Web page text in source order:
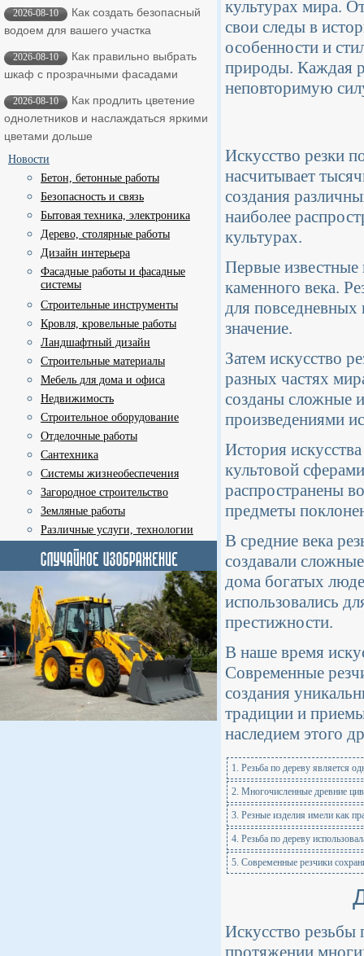
2026-08-10
Как создать безопасный
водоем для вашего участка
2026-08-10
Как правильно выбрать
шкаф с прозрачными фасадами
2026-08-10
Как продлить цветение
однолетников и наслаждаться яркими
цветами дольше
Новости
Бетон, бетонные работы
Безопасность и связь
Бытовая техника, электроника
Дерево, столярные работы
Дизайн интерьера
Фасадные работы и фасадные
системы
Строительные инструменты
Кровля, кровельные работы
Ландшафтный дизайн
Строительные материалы
Мебель для дома и офиса
Недвижимость
Строительное оборудование
Отделочные работы
Сантехника
Системы жизнеобеспечения
Загородное строительство
Земляные работы
Различные услуги, технологии
культурах мира.
свои следы в
особенности и
природы. Каждая
неповторимую
Искусство резки
насчитывает
создания
наиболее
культурах.
Первые известные
каменного века.
для повседневных
значение.
Затем искусство
разных частях
созданы сложные
произведениями
История
культовой
распространены
предметы
В средние века
создавали
дома богатых
использовались
престижности.
В наше время
Современные
создания
традиции и
наследием этого
1. Резьба по дереву является
2. Многочисленные древние
3. Резные изделия имели как
4. Резьба по дереву
5. Современные резчики
Искусство резьбы
протяжении